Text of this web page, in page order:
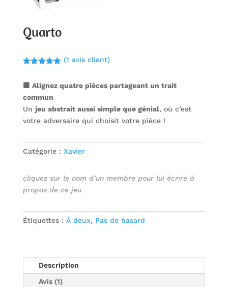
Quarto
basé sur
client
(1 avis client)
🟫 Alignez quatre pièces partageant un trait
commun
Un jeu abstrait aussi simple que génial, où c’est
votre adversaire qui choisit votre pièce !
Catégorie : Xavier
cliquez sur le nom d’un membre pour lui écrire à
propos de ce jeu
Étiquettes : À deux, Pas de hasard
Description
Avis (1)